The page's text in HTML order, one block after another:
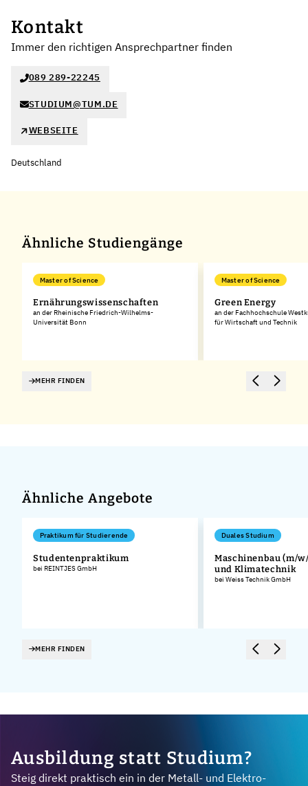
Kontakt
Immer den richtigen Ansprechpartner finden
089 289-22245
STUDIUM@TUM.DE
WEBSEITE
Deutschland
Ähnliche Studiengänge
Master of Science
Ernährungswissenschaften
an der Rheinische Friedrich-Wilhelms-
Universität Bonn
Master of Science
Green Energy
an der Fachhochschule
für Wirtschaft und Technik
MEHR FINDEN
Ähnliche Angebote
Praktikum für Studierende
Studentenpraktikum
bei REINTJES GmbH
Duales Studium
Maschinenbau (m/
und Klimatechnik
bei Weiss Technik GmbH
MEHR FINDEN
Ausbildung statt Studium?
Steig direkt praktisch ein in der Metall- und Elektro-